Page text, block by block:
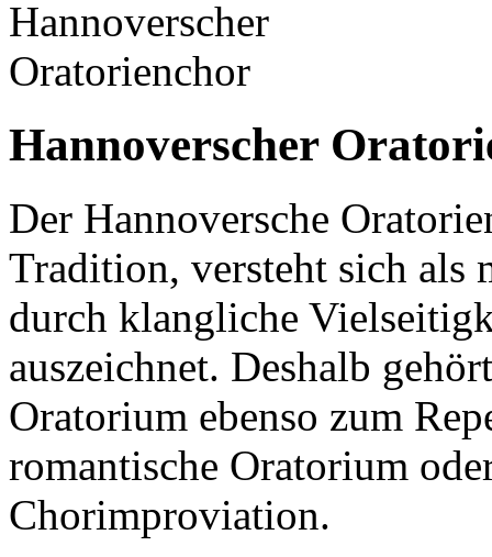
Hannoverscher
Der Hannoversche
Tradition, versteht sich als
durch klangliche
auszeichnet. Deshalb
Oratorium ebenso zum
romantische Oratorium
Chorimproviation.